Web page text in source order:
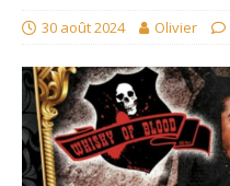
30 août 2024 Olivier